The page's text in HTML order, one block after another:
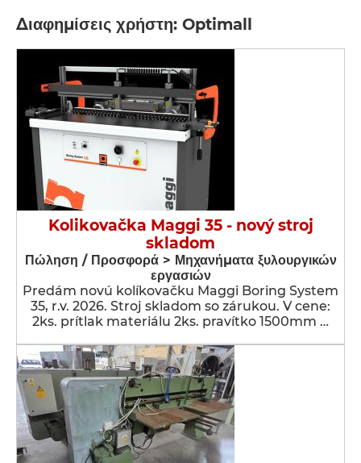
Διαφημίσεις χρήστη: Optimall
Kolikovačka Maggi 35 - nový stroj
skladom
Πώληση / Προσφορά > Μηχανήματα ξυλουργικών
εργασιών
Predám novú kolíkovačku Maggi Boring System
35, r.v. 2026. Stroj skladom so zárukou. V cene:
2ks. prítlak materiálu 2ks. pravítko 1500mm …